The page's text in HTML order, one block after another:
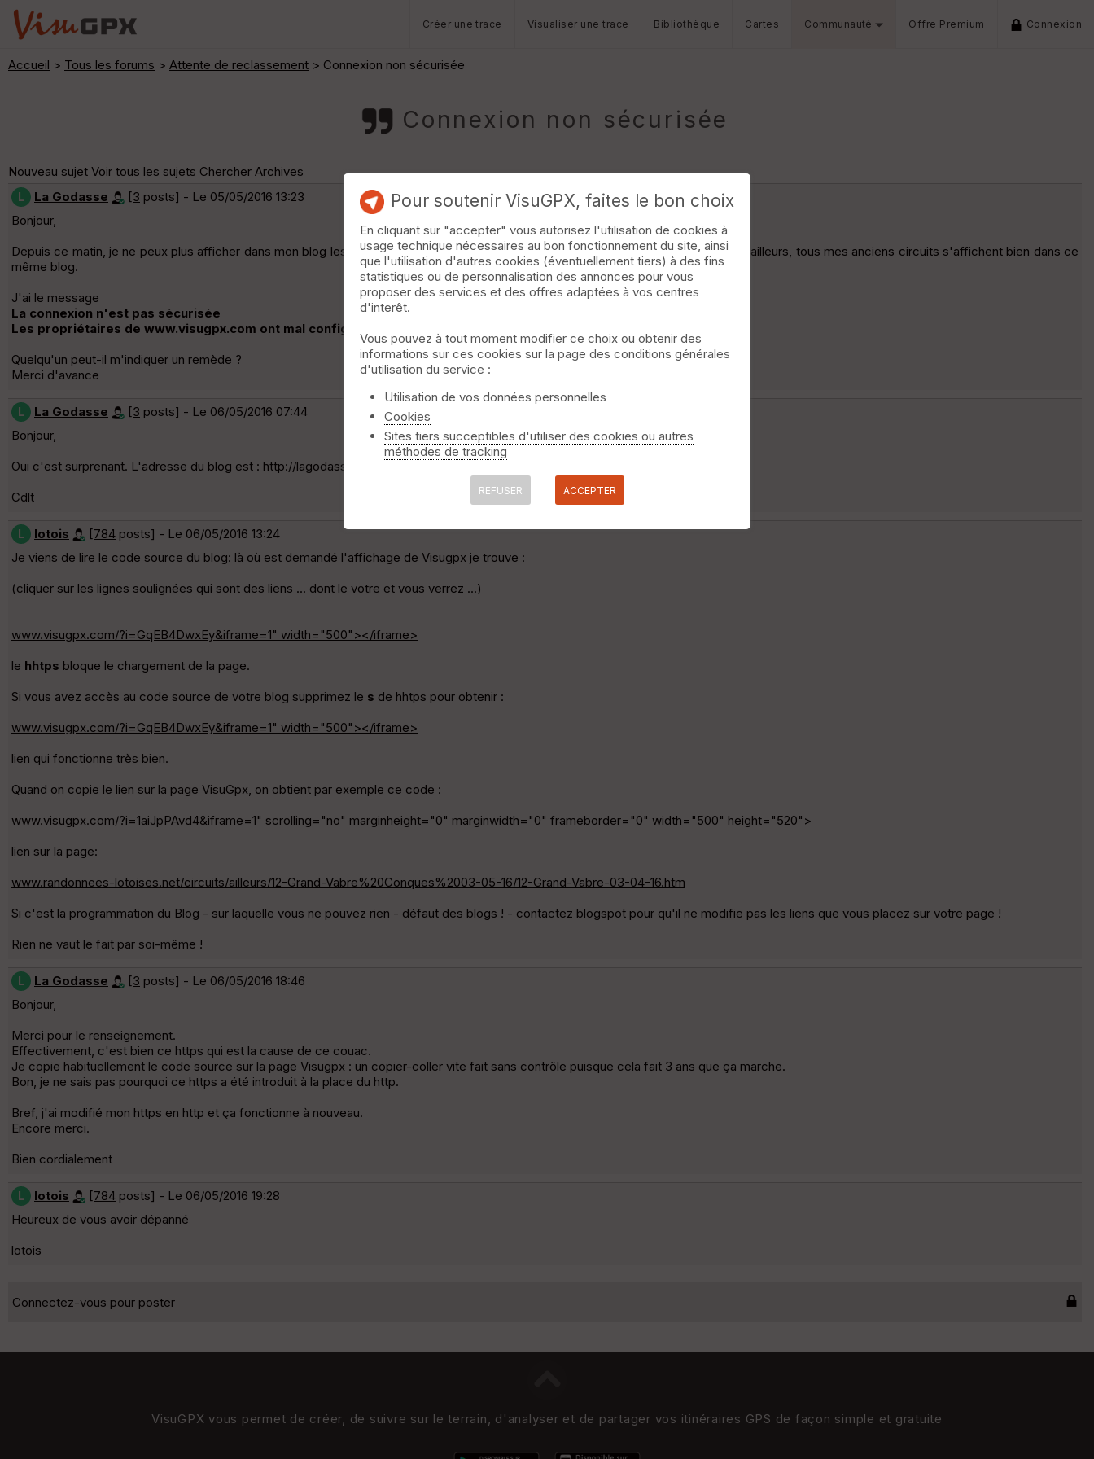
Créer une trace Visualiser une trace Bibliothèque Cartes Communauté Offre Premium Connexion
Accueil > Tous les forums > Attente de reclassement > Connexion non sécurisée
Connexion non sécurisée
Nouveau sujet Voir tous les sujets Chercher Archives
L La Godasse [3 posts] - Le 05/05/2016 13:23
Bonjour,
Depuis ce matin, je ne peux plus afficher dans mon blog les circuits gpx alors que cela fait 3 ans que je le fais sans problèmes. Par ailleurs, tous mes anciens circuits s'affichent bien dans ce
même blog.
J'ai le message
La connexion n'est pas sécurisée
Les propriétaires de www.visugpx.com ont mal configuré leur site web ...
Quelqu'un peut-il m'indiquer un remède ?
Merci d'avance
L La Godasse [3 posts] - Le 06/05/2016 07:44
Bonjour,
Oui c'est surprenant. L'adresse du blog est : http://lagodassetregueux.blogspot.fr/
Cdlt
L lotois [784 posts] - Le 06/05/2016 13:24
Je viens de lire le code source du blog: là où est demandé l'affichage de Visugpx je trouve :
(cliquer sur les lignes soulignées qui sont des liens ... dont le votre et vous verrez ...)
www.visugpx.com/?i=GqEB4DwxEy&iframe=1" width="500"></iframe>
le hhtps bloque le chargement de la page.
Si vous avez accès au code source de votre blog supprimez le s de hhtps pour obtenir :
www.visugpx.com/?i=GqEB4DwxEy&iframe=1" width="500"></iframe>
lien qui fonctionne très bien.
Quand on copie le lien sur la page VisuGpx, on obtient par exemple ce code :
www.visugpx.com/?i=1aiJpPAvd4&iframe=1" scrolling="no" marginheight="0" marginwidth="0" frameborder="0" width="500" height="520">
lien sur la page:
www.randonnees-lotoises.net/circuits/ailleurs/12-Grand-Vabre%20Conques%2003-05-16/12-Grand-Vabre-03-04-16.htm
Si c'est la programmation du Blog - sur laquelle vous ne pouvez rien - défaut des blogs ! - contactez blogspot pour qu'il ne modifie pas les liens que vous placez sur votre page !
Rien ne vaut le fait par soi-même !
L La Godasse [3 posts] - Le 06/05/2016 18:46
Bonjour,
Merci pour le renseignement.
Effectivement, c'est bien ce https qui est la cause de ce couac.
Je copie habituellement le code source sur la page Visugpx : un copier-coller vite fait sans contrôle puisque cela fait 3 ans que ça marche.
Bon, je ne sais pas pourquoi ce https a été introduit à la place du http.
Bref, j'ai modifié mon https en http et ça fonctionne à nouveau.
Encore merci.
Bien cordialement
L lotois [784 posts] - Le 06/05/2016 19:28
Heureux de vous avoir dépanné
lotois
Connectez-vous pour poster
VisuGPX vous permet de créer, de suivre sur le terrain, d'analyser et de partager vos itinéraires GPS de façon simple et gratuite
Pour soutenir VisuGPX, faites le bon choix
En cliquant sur "accepter" vous autorisez l'utilisation de cookies à
usage technique nécessaires au bon fonctionnement du site, ainsi
que l'utilisation d'autres cookies (éventuellement tiers) à des fins
statistiques ou de personnalisation des annonces pour vous
proposer des services et des offres adaptées à vos centres
d'interêt.
Vous pouvez à tout moment modifier ce choix ou obtenir des
informations sur ces cookies sur la page des conditions générales
d'utilisation du service :
Utilisation de vos données personnelles
Cookies
Sites tiers succeptibles d'utiliser des cookies ou autres
méthodes de tracking
REFUSER ACCEPTER